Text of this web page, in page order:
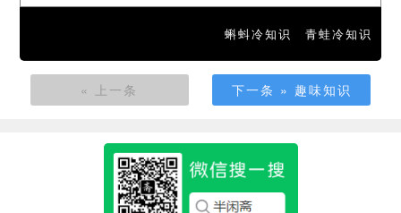
蝌蚪冷知识 青蛙冷知识
« 上一条 下一条 » 趣味知识